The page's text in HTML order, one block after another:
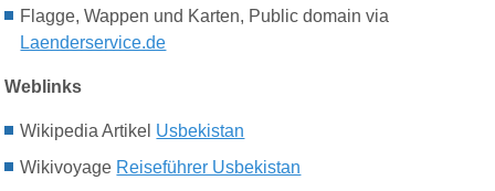
Flagge, Wappen und Karten, Public domain via
Laenderservice.de
Weblinks
Wikipedia Artikel Usbekistan
Wikivoyage Reiseführer Usbekistan